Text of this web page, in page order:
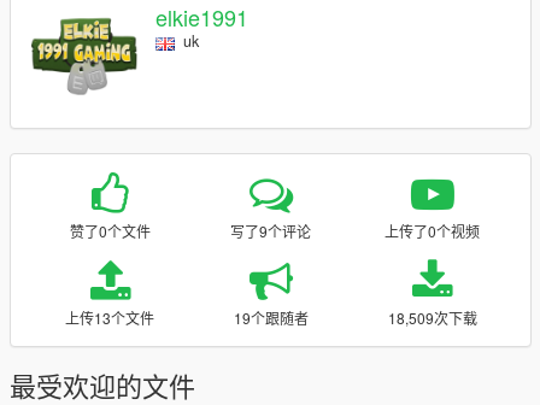
elkie1991
uk
赞了0个文件 写了9个评论 上传了0个视频
上传13个文件 19个跟随者 18,509次下载
最受欢迎的文件